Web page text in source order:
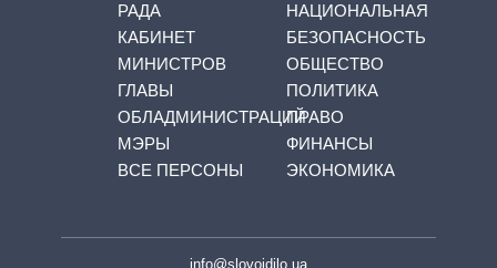
РАДА
КАБИНЕТ
МИНИСТРОВ
ГЛАВЫ
ОБЛАДМИНИСТРАЦИЙ
МЭРЫ
ВСЕ ПЕРСОНЫ
НАЦИОНАЛЬНАЯ
БЕЗОПАСНОСТЬ
ОБЩЕСТВО
ПОЛИТИКА
ПРАВО
ФИНАНСЫ
ЭКОНОМИКА
info@slovoidilo.ua